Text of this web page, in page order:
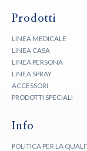
Prodotti
LINEA MEDICALE
LINEA CASA
LINEA PERSONA
LINEA SPRAY
ACCESSORI
PRODOTTI SPECIALI
Info
POLITICA PER LA